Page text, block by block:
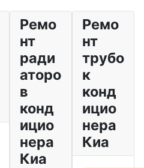
Ремо
нт
ради
аторо
в
конд
ицио
нера
Киа
Ремо
нт
трубо
к
конд
ицио
нера
Киа